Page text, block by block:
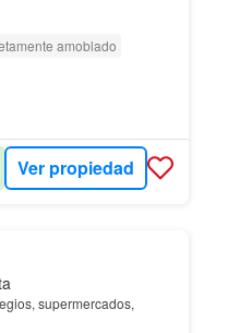
amoblado
Ver propiedad
supermercados,